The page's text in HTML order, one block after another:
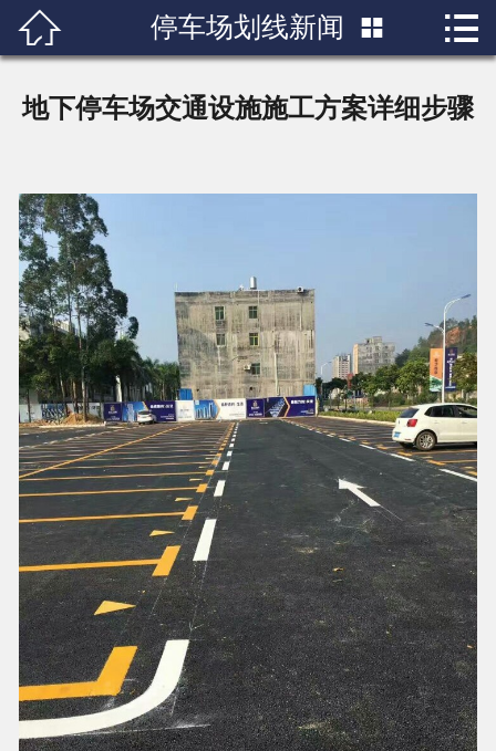
 首页
人才招聘
联系我们
 停车场划线新闻  
地下停车场交通设施施工方案详细步骤